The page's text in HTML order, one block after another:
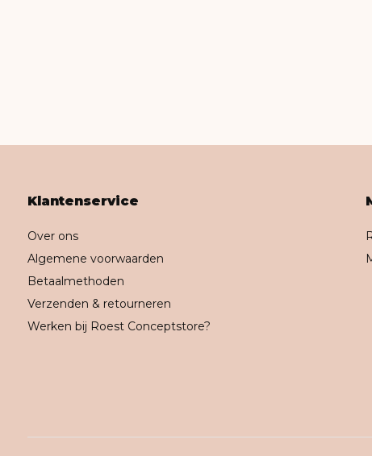
Klantenservice
Over ons
Algemene voorwaarden
Betaalmethoden
Verzenden & retourneren
Werken bij Roest Conceptstore?